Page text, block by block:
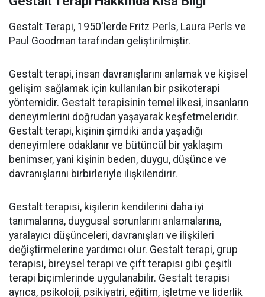
Gestalt Terapi, 1950'lerde Fritz Perls, Laura Perls ve
Paul Goodman tarafından geliştirilmiştir.
Gestalt terapi, insan davranışlarını anlamak ve kişisel
gelişim sağlamak için kullanılan bir psikoterapi
yöntemidir. Gestalt terapisinin temel ilkesi, insanların
deneyimlerini doğrudan yaşayarak keşfetmeleridir.
Gestalt terapi, kişinin şimdiki anda yaşadığı
deneyimlere odaklanır ve bütüncül bir yaklaşım
benimser, yani kişinin beden, duygu, düşünce ve
davranışlarını birbirleriyle ilişkilendirir.
Gestalt terapisi, kişilerin kendilerini daha iyi
tanımalarına, duygusal sorunlarını anlamalarına,
yaralayıcı düşünceleri, davranışları ve ilişkileri
değiştirmelerine yardımcı olur. Gestalt terapi, grup
terapisi, bireysel terapi ve çift terapisi gibi çeşitli
terapi biçimlerinde uygulanabilir. Gestalt terapisi
ayrıca, psikoloji, psikiyatri, eğitim, işletme ve liderlik